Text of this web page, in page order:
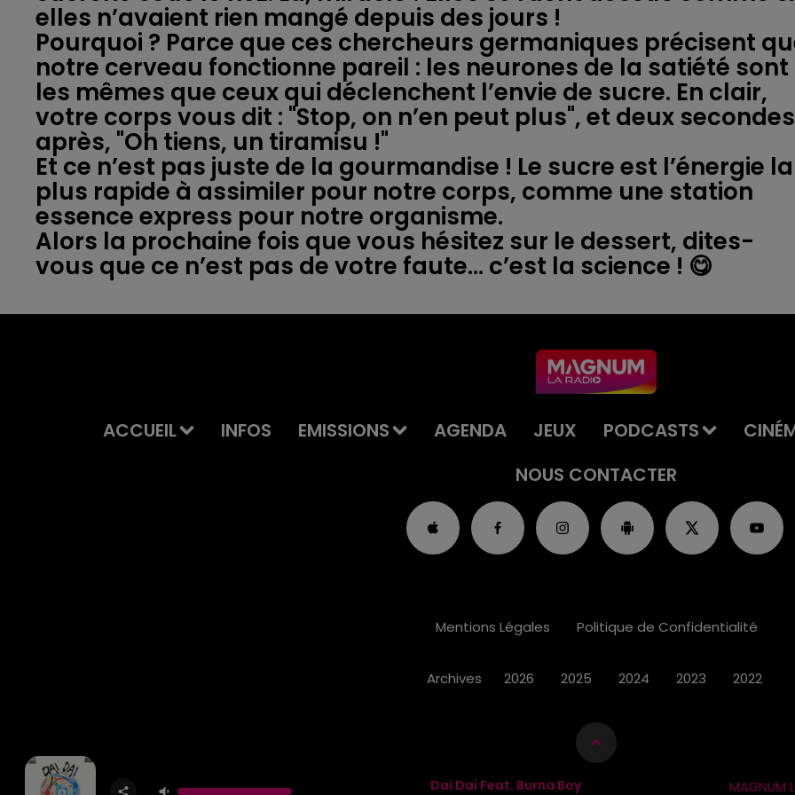
elles n’avaient rien mangé depuis des jours !
Pourquoi ? Parce que ces chercheurs germaniques précisent
notre cerveau fonctionne pareil : les neurones de la satiété sont
les mêmes que ceux qui déclenchent l’envie de sucre. En clair,
votre corps vous dit : "Stop, on n’en peut plus", et deux secondes
après, "Oh tiens, un tiramisu !"
Et ce n’est pas juste de la gourmandise ! Le sucre est l’énergie la
plus rapide à assimiler pour notre corps, comme une station
essence express pour notre organisme.
Alors la prochaine fois que vous hésitez sur le dessert, dites-
ACCUEIL INFOS EMISSIONS AGENDA JEUX PODCASTS
NOUS CONTACTER
Dai Dai Feat. Burna Boy
Mentions Légales Politique de Confidentialité
Archives 2026 2025 2024 2023 2022